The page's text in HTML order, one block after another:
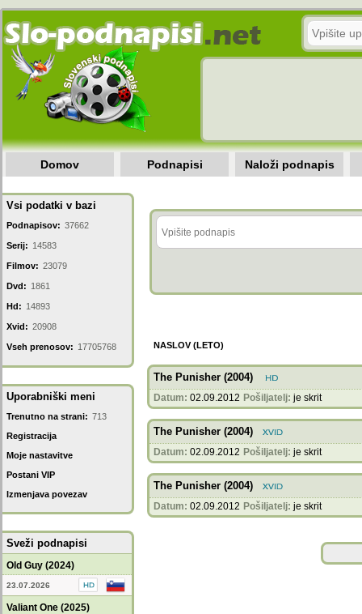
Domov Podnapisi Naloži podnapis
Vsi podatki v bazi
Podnapisov: 37662
Serij: 14583
Filmov: 23079
Dvd: 1861
Hd: 14893
Xvid: 20908
Vseh prenosov: 17705768
Uporabniški meni
Trenutno na strani: 713
Registracija
Moje nastavitve
Postani VIP
Izmenjava povezav
Sveži podnapisi
Old Guy (2024)
23.07.2026
Valiant One (2025)
NASLOV (LETO)
The Punisher (2004)
Datum: 02.09.2012 Pošiljatelj: je skrit
The Punisher (2004)
Datum: 02.09.2012 Pošiljatelj: je skrit
The Punisher (2004)
Datum: 02.09.2012 Pošiljatelj: je skrit